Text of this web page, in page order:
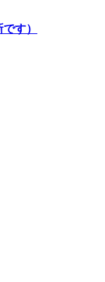
す）